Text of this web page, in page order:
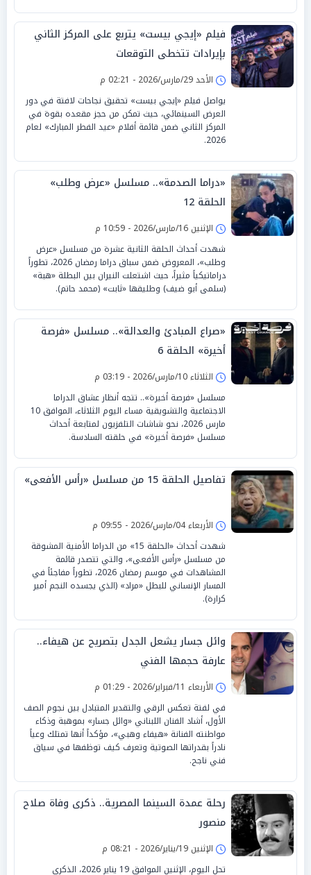
فيلم «إيجي بيست» يتربع على المركز الثاني
بإيرادات تتخطى التوقعات
الأحد 29/مارس/2026 - 02:21 م
يواصل فيلم «إيجي بيست» تحقيق نجاحات لافتة في دور
العرض السينمائي، حيث تمكن من حجز مقعده بقوة في
المركز الثاني ضمن قائمة أفلام «عيد الفطر المبارك» لعام
2026.
«دراما الصدمة».. مسلسل «عرض وطلب»
الحلقة 12
الإثنين 16/مارس/2026 - 10:59 م
شهدت أحداث الحلقة الثانية عشرة من مسلسل «عرض
وطلب»، المعروض ضمن سباق دراما رمضان 2026، تطوراً
دراماتيكياً مثيراً، حيث اشتعلت النيران بين البطلة «هبة»
(سلمى أبو ضيف) وطليقها «ثابت» (محمد حاتم).
«صراع المبادئ والعدالة».. مسلسل «فرصة
أخيرة» الحلقة 6
الثلاثاء 10/مارس/2026 - 03:19 م
مسلسل «فرصة أخيرة».. تتجه أنظار عشاق الدراما
الاجتماعية والتشويقية مساء اليوم الثلاثاء، الموافق 10
مارس 2026، نحو شاشات التلفزيون لمتابعة أحداث
مسلسل «فرصة أخيرة» في حلقته السادسة.
تفاصيل الحلقة 15 من مسلسل «رأس الأفعى»
الأربعاء 04/مارس/2026 - 09:55 م
شهدت أحداث «الحلقة 15» من الدراما الأمنية المشوقة
من مسلسل «رأس الأفعى»، والتي تتصدر قائمة
المشاهدات في موسم رمضان 2026، تطوراً مفاجئاً في
المسار الإنساني للبطل «مراد» (الذي يجسده النجم أمير
كرارة).
وائل جسار يشعل الجدل بتصريح عن هيفاء..
عارفة حجمها الفني
الأربعاء 11/فبراير/2026 - 01:29 م
في لفتة تعكس الرقي والتقدير المتبادل بين نجوم الصف
الأول، أشاد الفنان اللبناني «وائل جسار» بموهبة وذكاء
مواطنته الفنانة «هيفاء وهبي»، مؤكداً أنها تمتلك وعياً
نادراً بقدراتها الصوتية وتعرف كيف توظفها في سياق
فني ناجح.
رحلة عمدة السينما المصرية.. ذكرى وفاة صلاح
منصور
الإثنين 19/يناير/2026 - 08:21 م
تحل اليوم، الإثنين الموافق 19 يناير 2026، الذكرى